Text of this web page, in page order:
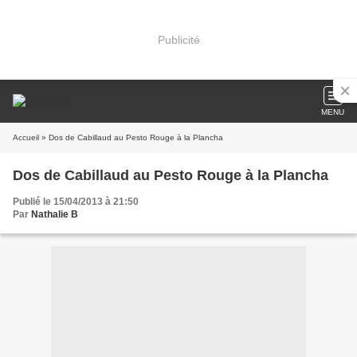
Publicité
MENU
Accueil » Dos de Cabillaud au Pesto Rouge à la Plancha
Dos de Cabillaud au Pesto Rouge à la Plancha
Publié le 15/04/2013 à 21:50
Par Nathalie B